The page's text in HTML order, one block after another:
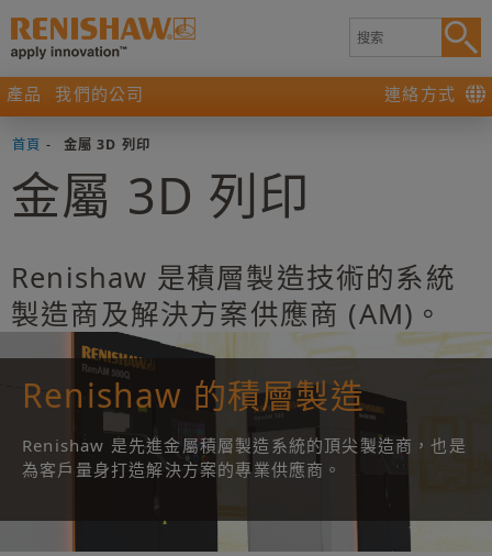
產品 我們的公司 連絡方式
首頁 - 金屬 3D 列印
金屬 3D 列印
Renishaw 是積層製造技術的系統
製造商及解決方案供應商 (AM)。
Renishaw 的積層製造
Renishaw 是先進金屬積層製造系統的頂尖製造商，也是
為客戶量身打造解決方案的專業供應商。